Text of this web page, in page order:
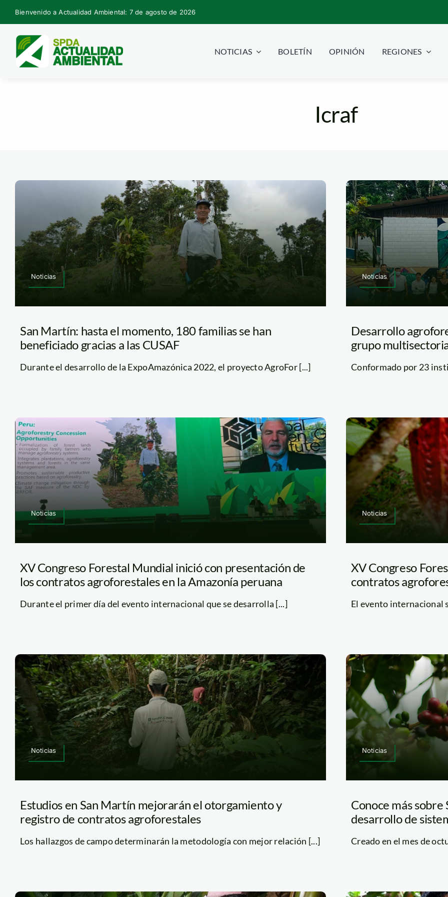
Skip
to
content
Bienvenido a Actualidad Ambiental: 7 de agosto de 2026
NOTICIAS BOLETÍN OPINIÓN REGIONES
Icraf
Noticias
San Martín: hasta el momento, 180 familias se han
beneficiado gracias a las CUSAF
Durante el desarrollo de la ExpoAmazónica 2022, el proyecto AgroFor [...]
Noticias
Desarrollo
grupo
Conformado por 23
Noticias
XV Congreso Forestal Mundial inició con presentación de
los contratos agroforestales en la Amazonía peruana
Durante el primer día del evento internacional que se desarrolla [...]
Noticias
XV Congreso
contratos
El evento internacional
Noticias
Estudios en San Martín mejorarán el otorgamiento y
registro de contratos agroforestales
Los hallazgos de campo determinarán la metodología con mejor relación [...]
Noticias
Conoce más
desarrollo de
Creado en el mes de